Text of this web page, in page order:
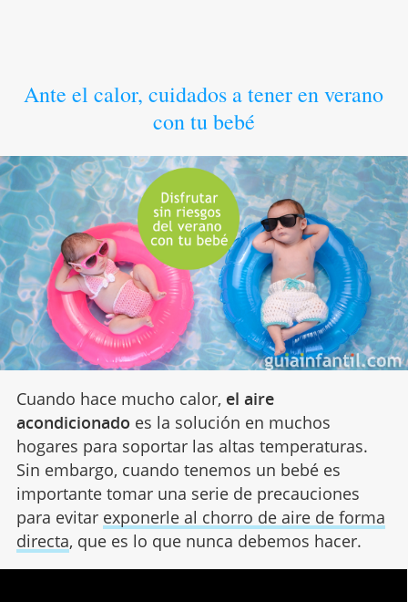
Ante el calor, cuidados a tener en verano
con tu bebé
Cuando hace mucho calor, el aire
acondicionado es la solución en muchos
hogares para soportar las altas temperaturas.
Sin embargo, cuando tenemos un bebé es
importante tomar una serie de precauciones
para evitar exponerle al chorro de aire de forma
directa, que es lo que nunca debemos hacer.